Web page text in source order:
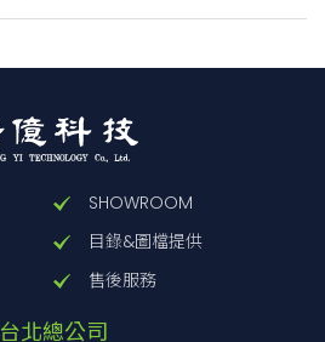
SHOWROOM
目錄&圖檔提供
售後服務
台北總公司